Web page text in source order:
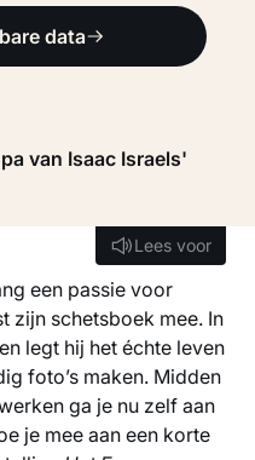
data
van Isaac Israels'
Lees voor
Lees voor
een passie voor
zijn schetsboek mee. In
legt hij het échte leven
foto’s maken. Midden
ga je nu zelf aan
je mee aan een korte